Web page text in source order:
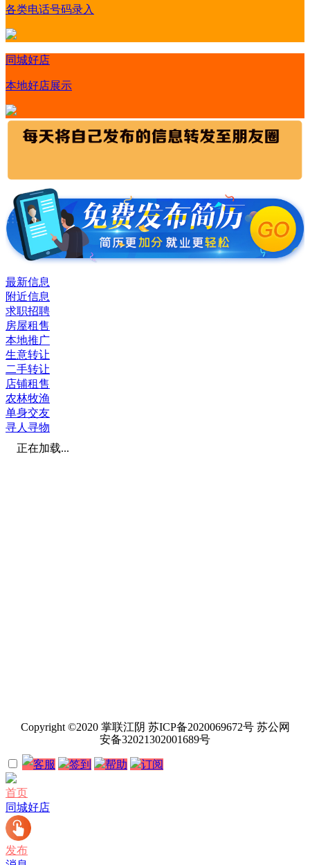
各类电话号码录入
同城好店
本地好店展示
最新信息
附近信息
求职招聘
房屋租售
本地推广
生意转让
二手转让
店铺租售
农林牧渔
单身交友
寻人寻物
正在加载...
Copyright ©2020 掌联江阴 苏ICP备2020069672号 苏公网
安备32021302001689号
客服 签到 帮助 订阅
首页
同城好店
发布